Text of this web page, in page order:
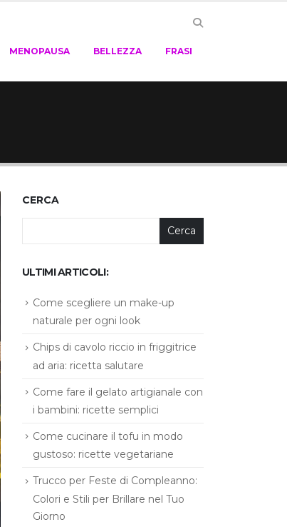
MENOPAUSA BELLEZZA FRASI
CERCA
Cerca
ULTIMI ARTICOLI:
Come scegliere un make-up
naturale per ogni look
Chips di cavolo riccio in friggitrice
ad aria: ricetta salutare
Come fare il gelato artigianale con
i bambini: ricette semplici
Come cucinare il tofu in modo
gustoso: ricette vegetariane
Trucco per Feste di Compleanno:
Colori e Stili per Brillare nel Tuo
Giorno